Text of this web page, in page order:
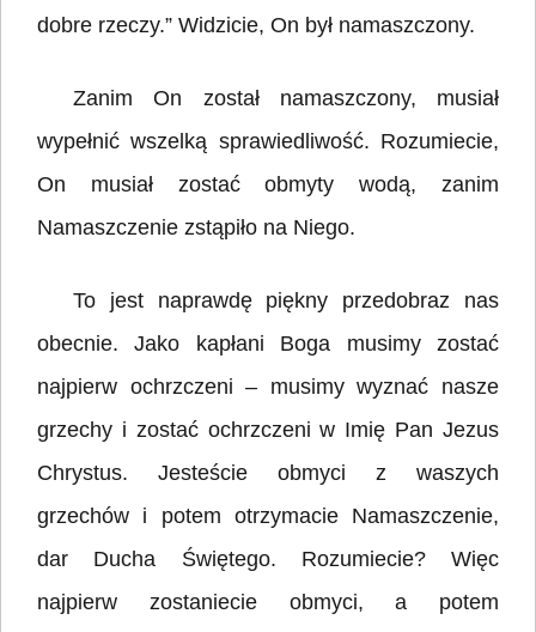
dobre rzeczy.” Widzicie, On był namaszczony.
Zanim On został namaszczony, musiał
wypełnić wszelką sprawiedliwość. Rozumiecie,
On musiał zostać obmyty wodą, zanim
Namaszczenie zstąpiło na Niego.
To jest naprawdę piękny przedobraz nas
obecnie. Jako kapłani Boga musimy zostać
najpierw ochrzczeni – musimy wyznać nasze
grzechy i zostać ochrzczeni w Imię Pan Jezus
Chrystus. Jesteście obmyci z waszych
grzechów i potem otrzymacie Namaszczenie,
dar Ducha Świętego. Rozumiecie? Więc
najpierw zostaniecie obmyci, a potem